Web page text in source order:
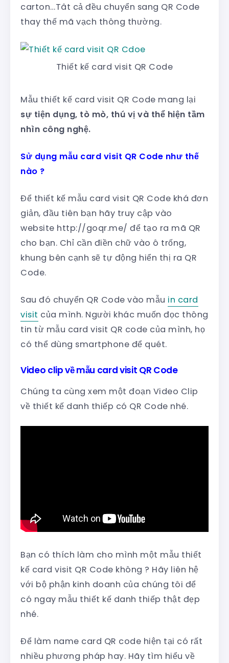
carton…Tât cả đều chuyển sang QR Code
thay thế mã vạch thông thường.
Thiết kế card visit QR Code
Mẫu thiết kế card visit QR Code mang lại
sự tiện dụng, tò mò, thú vị và thể hiện tầm
nhìn công nghệ.
Sử dụng mẫu card visit QR Code như thế
nào ?
Để thiết kế mẫu card visit QR Code khá đơn
giản, đầu tiên bạn hãy truy cập vào
website http://goqr.me/ để tạo ra mã QR
cho bạn. Chỉ cần điền chữ vào ô trống,
khung bên cạnh sẽ tự động hiển thị ra QR
Code.
Sau đó chuyển QR Code vào mẫu in card
visit của mình. Người khác muốn đọc thông
tin từ mẫu card visit QR code của mình, họ
có thể dùng smartphone để quét.
Video clip về mẫu card visit QR Code
Chúng ta cùng xem một đoạn Video Clip
về thiết kế danh thiếp có QR Code nhé.
Bạn có thích làm cho mình một mẫu thiết
kế card visit QR Code không ? Hãy liên hệ
với bộ phận kinh doanh của chúng tôi để
có ngay mẫu thiết kế danh thiếp thật đẹp
nhé.
Để làm name card QR code hiện tại có rất
nhiều phương pháp hay. Hãy tìm hiểu về